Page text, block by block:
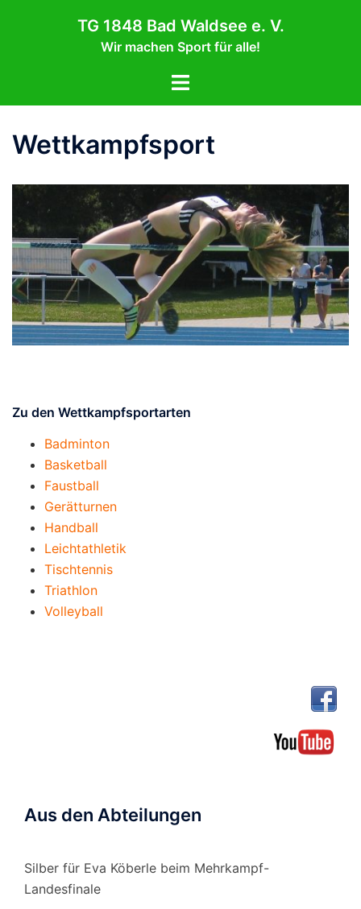
TG 1848 Bad Waldsee e. V.
Wir machen Sport für alle!
Menü
Wettkampfsport
Zu den Wettkampfsportarten
Badminton
Basketball
Faustball
Gerätturnen
Handball
Leichtathletik
Tischtennis
Triathlon
Volleyball
Aus den Abteilungen
Silber für Eva Köberle beim Mehrkampf-
Landesfinale